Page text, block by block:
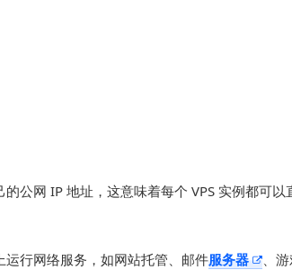
的公网 IP 地址，这意味着每个 VPS 实例都可以
运行网络服务，如网站托管、邮件服务器 、